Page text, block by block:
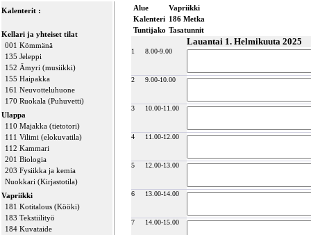
Kalenterit :
Kellari ja yhteiset tilat
001 Kömmänä
135 Jeleppi
152 Ämyri (musiikki)
155 Haipakka
161 Neuvotteluhuone
170 Ruokala (Puhuvetti)
Ulappa
110 Majakka (tietotori)
111 Vilimi (elokuvatila)
112 Kammari
201 Biologia
203 Fysiikka ja kemia
Nuokkari (Kirjastotila)
Vapriikki
181 Kotitalous (Kööki)
183 Tekstiilityö
184 Kuvataide
Alue
Vapriikki
Kalenteri 186 Metka
Tuntijako Tasatunnit
Lauantai 1. Helmikuuta 2025
1 8.00-9.00
2 9.00-10.00
3 10.00-11.00
4 11.00-12.00
5 12.00-13.00
6 13.00-14.00
7 14.00-15.00